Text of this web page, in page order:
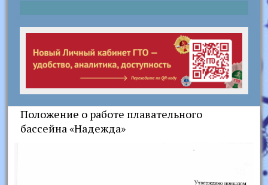
Положение о работе плавательного
бассейна «Надежда»